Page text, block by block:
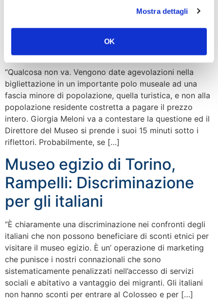
Mostra dettagli
OK
campagna elettorale di
Giorgia Meloni, qualcosa
non va
“Qualcosa non va. Vengono date agevolazioni nella
bigliettazione in un importante polo museale ad una
fascia minore di popolazione, quella turistica, e non alla
popolazione residente costretta a pagare il prezzo
intero. Giorgia Meloni va a contestare la questione ed il
Direttore del Museo si prende i suoi 15 minuti sotto i
riflettori. Probabilmente, se […]
Museo egizio di Torino,
Rampelli: Discriminazione
per gli italiani
“È chiaramente una discriminazione nei confronti degli
italiani che non possono beneficiare di sconti etnici per
visitare il museo egizio. È un’ operazione di marketing
che punisce i nostri connazionali che sono
sistematicamente penalizzati nell’accesso di servizi
sociali e abitativo a vantaggio dei migranti. Gli italiani
non hanno sconti per entrare al Colosseo e per […]